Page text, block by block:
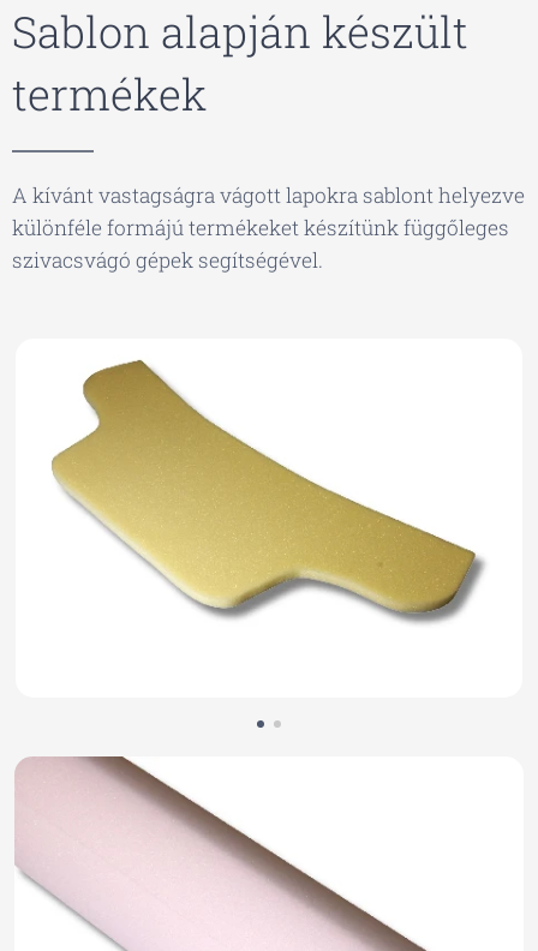
Sablon alapján készült
termékek
A kívánt vastagságra vágott lapokra sablont helyezve
különféle formájú termékeket készítünk függőleges
szivacsvágó gépek segítségével.